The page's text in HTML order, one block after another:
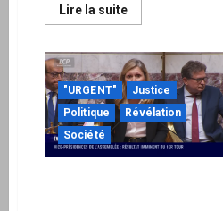
Lire la suiteEn
savoir
L’Allemagne
se
prépare
à
accueillir
800
000
soldats
de
"URGENT"
Justice
Politique
Révélation
Société